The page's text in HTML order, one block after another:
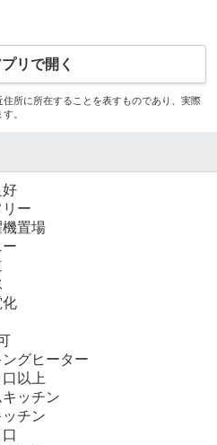
リで開く
所に所在することを表すものであり、実際
。
好
ー
置場
化
ングヒーター
以上
ッチン
チン